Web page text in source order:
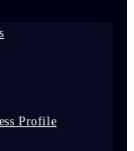
Profile